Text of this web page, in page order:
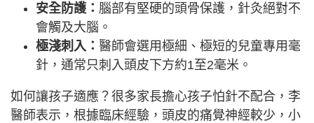
安全防護： 腦部有堅硬的頭骨保護，針灸絕對不
會觸及大腦。
極淺刺入： 醫師會選用極細、極短的兒童專用毫
針，通常只刺入頭皮下方約1至2毫米。
如何讓孩子適應？很多家長擔心孩子怕針不配合，李
醫師表示，根據臨床經驗，頭皮的痛覺神經較少，小